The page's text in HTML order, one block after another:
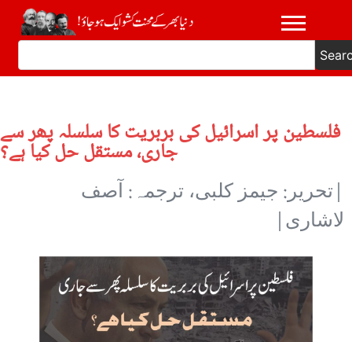
فلسطین پر اسرائیل کی بربریت کا سلسلہ پھر سے
جاری، مستقل حل کیا ہے؟
|تحریر: جیمز کلبی، ترجمہ: آصف
لاشاری|